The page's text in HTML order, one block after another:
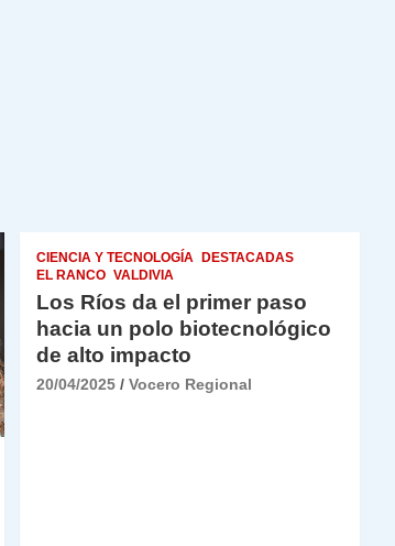
CIENCIA Y TECNOLOGÍA
DESTACADAS
EL RANCO VALDIVIA
Los Ríos da el primer paso
hacia un polo biotecnológico
de alto impacto
20/04/2025 Vocero Regional